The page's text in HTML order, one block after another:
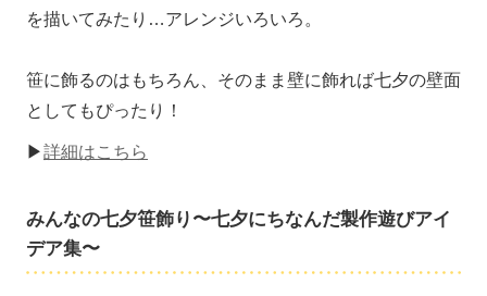
を描いてみたり…アレンジいろいろ。
笹に飾るのはもちろん、そのまま壁に飾れば七夕の壁面
としてもぴったり！
▶詳細はこちら
みんなの七夕笹飾り〜七夕にちなんだ製作遊びアイ
デア集〜